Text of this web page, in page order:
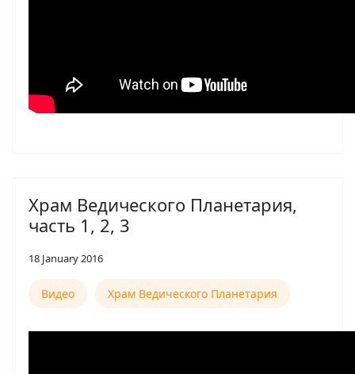
Храм Ведического Планетария,
часть 1, 2, 3
18 January 2016
Видео Храм Ведического Планетария